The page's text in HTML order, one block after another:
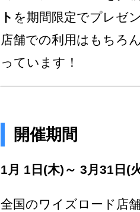
ト を期間限定でプレゼ
店舗での利用はもちろ
っています！
開催期間
1月 1日(木)～ 3月31日(
全国のワイズロード店